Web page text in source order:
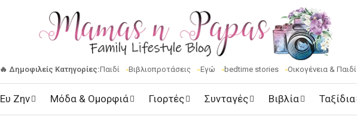
🔥 Δημοφιλείς Κατηγορίες:Παιδί Βιβλιοπροτάσεις Εγώ bedtime stories Οικογένεια & Παιδί
Ευ Ζην Μόδα & Ομορφιά Γιορτές Συνταγές Βιβλία Ταξίδια